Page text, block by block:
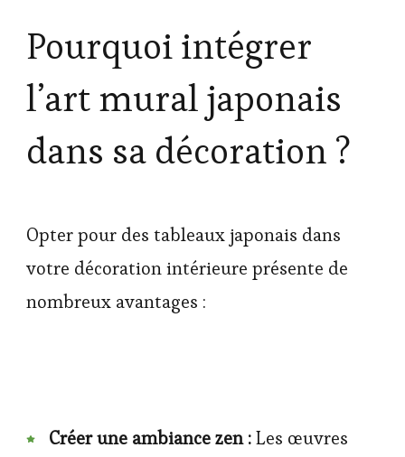
Pourquoi intégrer
l’art mural japonais
dans sa décoration ?
Opter pour des tableaux japonais dans
votre décoration intérieure présente de
nombreux avantages :
Créer une ambiance zen :Les œuvres